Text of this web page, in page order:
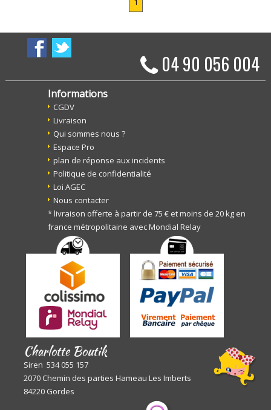
04 90 056 004
Informations
CGDV
Livraison
Qui sommes nous ?
Espace Pro
plan de réponse aux incidents
Politique de confidentialité
Loi AGEC
Nous contacter
* livraison offerte à partir de 75 € et moins de 20 kg en
france métropolitaine avec Mondial Relay
Charlotte Boutik
Siren 534 055 157
2070 Chemin des parties Hameau Les Imberts
84220 Gordes